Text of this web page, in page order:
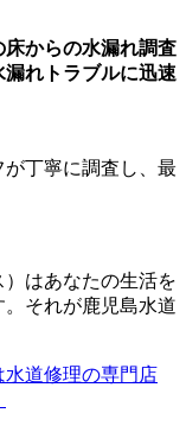
床からの水漏れ調査
れトラブルに迅速
丁寧に調査し、最
はあなたの生活を
それが鹿児島水道
水道修理の専門店